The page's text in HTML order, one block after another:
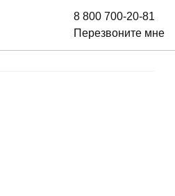
8 800 700-20-81
Перезвоните мне